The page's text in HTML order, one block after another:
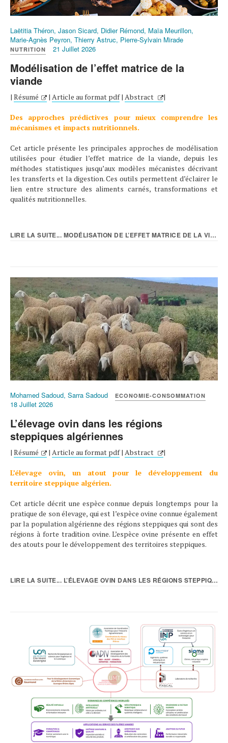
Laëtitia Théron, Jason Sicard, Didier Rémond, Maïa Meurillon,
Marie-Agnès Peyron, Thierry Astruc, Pierre-Sylvain Mirade
NUTRITION 21 Juillet 2026
Modélisation de l’effet matrice de la
viande
| Résumé | Article au format pdf| Abstract |
Des approches prédictives pour mieux comprendre les
mécanismes et impacts nutritionnels.
Cet article présente les principales approches de modélisation
utilisées pour étudier l’effet matrice de la viande, depuis les
méthodes statistiques jusqu’aux modèles mécanistes décrivant
les transferts et la digestion. Ces outils permettent d’éclairer le
lien entre structure des aliments carnés, transformations et
qualités nutritionnelles.
LIRE LA SUITE... MODÉLISATION DE L’EFFET MATRICE DE LA VIANDE
Mohamed Sadoud, Sarra Sadoud ECONOMIE-CONSOMMATION
18 Juillet 2026
L’élevage ovin dans les régions
steppiques algériennes
| Résumé | Article au format pdf| Abstract |
L’élevage ovin, un atout pour le développement du
territoire steppique algérien.
Cet article décrit une espèce connue depuis longtemps pour la
pratique de son élevage, qui est l’espèce ovine connue également
par la population algérienne des régions steppiques qui sont des
régions à forte tradition ovine. L’espèce ovine présente en effet
des atouts pour le développement des territoires steppiques.
LIRE LA SUITE... L’ÉLEVAGE OVIN DANS LES RÉGIONS STEPPIQUES...